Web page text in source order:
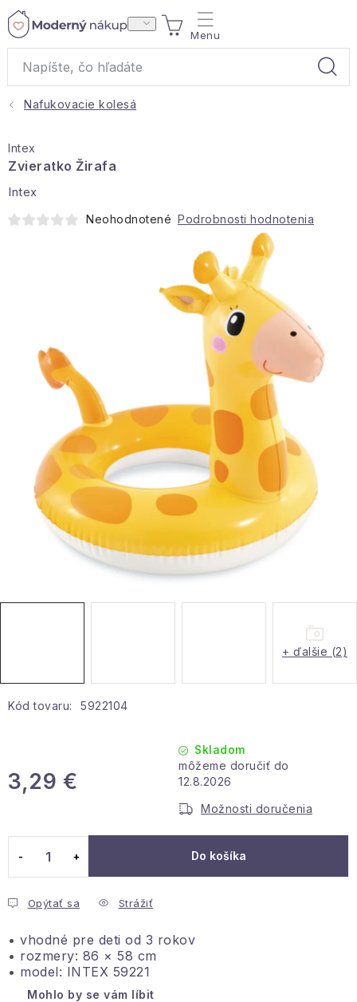
Prejsť
obsah
NÁKUPNÝ
KOŠÍK
Darčeky
Bytové vône
Hobby a záhrada
Zdravie a krása
Šport a outdoor
Pre deti
Veľkoobchodná spolupráca
Obchodné podmienky
Info o nákupe
Kontakty O nás
Nafukovacie kolesá
Kód tovaru: 5922104
3,29 €
Skladom
12.8.2026
Možnosti doručenia
Do košíka
Opýtať sa Strážiť
• vhodné pre deti od 3 rokov
• rozmery: 86 × 58 cm
• model: INTEX 59221
Mohlo by se vám líbit
Intex
Zvieratko Žirafa
Intex
Neohodnotené Podrobnosti hodnotenia
+ ďalšie (2)